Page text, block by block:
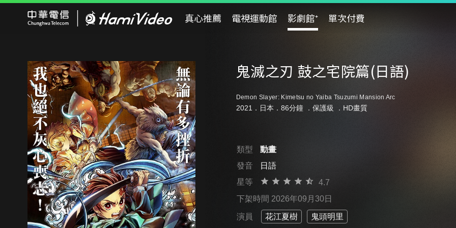
真心推薦 電視運動館 影劇館⁺ 單次付費
鬼滅之刃 鼓之宅院篇(日語)
Demon Slayer: Kimetsu no Yaiba Tsuzumi Mansion Arc
2021．日本．86分鐘 ． 保護級 ．HD畫質
類型
動畫
發音
日語
星等
4.7
下架時間 2026年09月30日
演員 花江夏樹 鬼頭明里